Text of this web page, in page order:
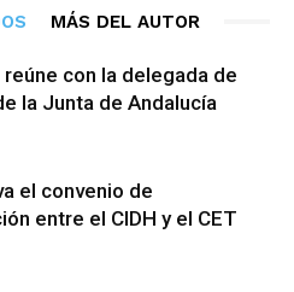
MÁS DEL AUTOR
reúne con la delegada de
la Junta de Andalucía
el convenio de
entre el CIDH y el CET